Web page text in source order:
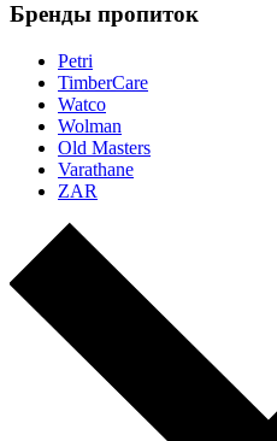
Бренды пропиток
Petri
TimberCare
Watco
Wolman
Old Masters
Varathane
ZAR